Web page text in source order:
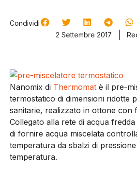
Condividi
2 Settembre 2017
Nanomix di Thermomat è il pre-
termostatico di dimensioni ridotte
sanitarie, realizzato in ottone con
Collegato alla rete di acqua
di fornire acqua miscelata
temperatura da sbalzi di
temperatura.